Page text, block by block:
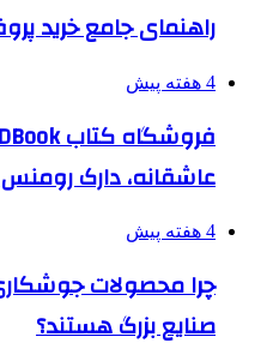
راهنمای جامع خرید
4 هفته پیش
عاشقانه، دارک
4 هفته پیش
صنایع بزرگ هستند؟